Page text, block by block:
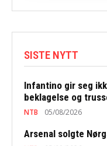
SISTE NYTT
Infantino gir seg
beklagelse og
NTB 05/08/2026
Arsenal solgte